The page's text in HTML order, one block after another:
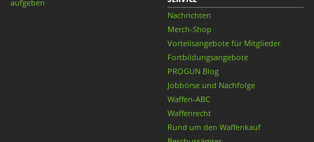
aufgeben
Nachrichten
Merch-Shop
Vorteilsangebote für Mitglieder
Fortbildungsangebote
PROGUN Blog
Jobbörse und Nachfolge
Waffen-ABC
Waffenrecht
Rund um den Waffenkauf